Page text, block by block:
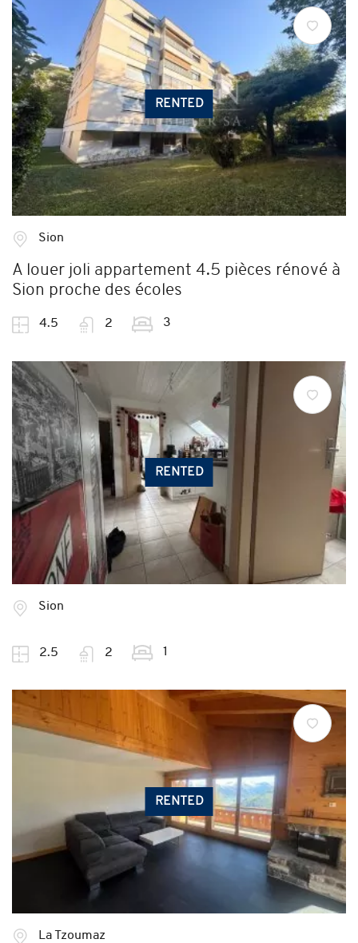
RENTED
Sion
A louer joli appartement 4.5 pièces rénové à
Sion proche des écoles
4.5 2 3
RENTED
Sion
2.5 2 1
RENTED
La Tzoumaz